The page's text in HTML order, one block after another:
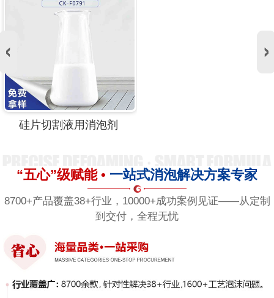
硅片切割液用消泡剂
“五心”级赋能 • 一站式消泡解决方案专家
8700+产品覆盖38+行业，10000+成功案例见证——从定制
到交付，全程无忧